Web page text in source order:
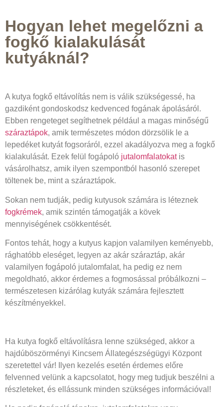
Hogyan lehet megelőzni a
fogkő kialakulását
kutyáknál?
A kutya fogkő eltávolítás nem is válik szükségessé, ha
gazdiként gondoskodsz kedvenced fogának ápolásáról.
Ebben rengeteget segíthetnek például a magas minőségű
száraztápok, amik természetes módon dörzsölik le a
lepedéket kutyát fogsoráról, ezzel akadályozva meg a fogkő
kialakulását. Ezek felül fogápoló jutalomfalatokatis
vásárolhatsz, amik ilyen szempontból hasonló szerepet
töltenek be, mint a száraztápok.
Sokan nem tudják, pedig kutyusok számára is léteznek
fogkrémek, amik szintén támogatják a kövek
mennyiségének csökkentését.
Fontos tehát, hogy a kutyus kapjon valamilyen keményebb,
rághatóbb eleséget, legyen az akár száraztáp, akár
valamilyen fogápoló jutalomfalat, ha pedig ez nem
megoldható, akkor érdemes a fogmosással próbálkozni –
természetesen kizárólag kutyák számára fejlesztett
készítményekkel.
Ha kutya fogkő eltávolításra lenne szükséged, akkor a
hajdúböszörményi Kincsem Állategészségügyi Központ
szeretettel vár! Ilyen kezelés esetén érdemes előre
felvenned velünk a kapcsolatot, hogy meg tudjuk beszélni a
részleteket, és ellássunk minden szükséges információval!